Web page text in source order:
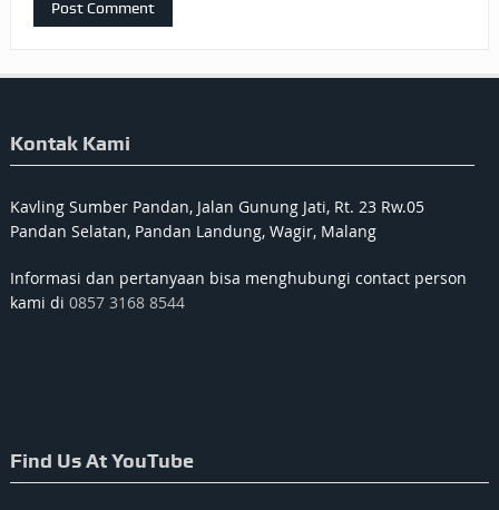
Kontak Kami
Kavling Sumber Pandan, Jalan Gunung Jati, Rt. 23 Rw.05
Pandan Selatan, Pandan Landung, Wagir, Malang
Informasi dan pertanyaan bisa menghubungi contact person
kami di 0857 3168 8544
Find Us At YouTube